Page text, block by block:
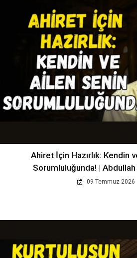
Ahiret İçin Hazırlık: Kendin
Sorumluluğunda! |
09 Temmuz 2026